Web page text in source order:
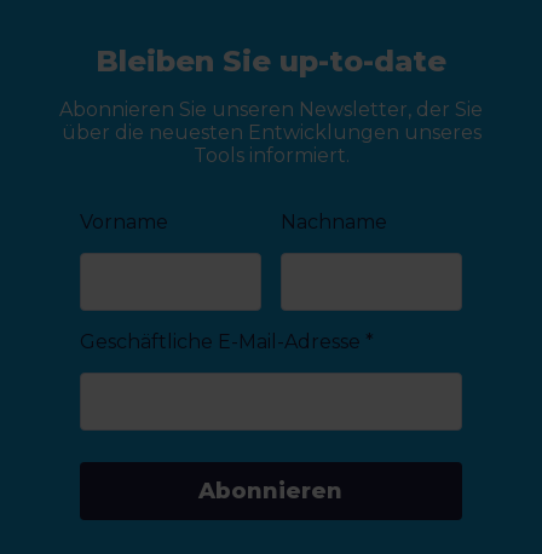
Bleiben Sie up-to-date
Abonnieren Sie unseren Newsletter, der Sie
über die neuesten Entwicklungen unseres
Tools informiert.
Vorname Nachname
Geschäftliche E-Mail-Adresse *
Abonnieren